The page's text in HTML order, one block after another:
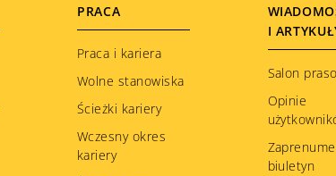
PRACA
Praca i kariera
Wolne stanowiska
Ścieżki kariery
Wczesny okres
kariery
I
Salon
Opinie
biuletyn